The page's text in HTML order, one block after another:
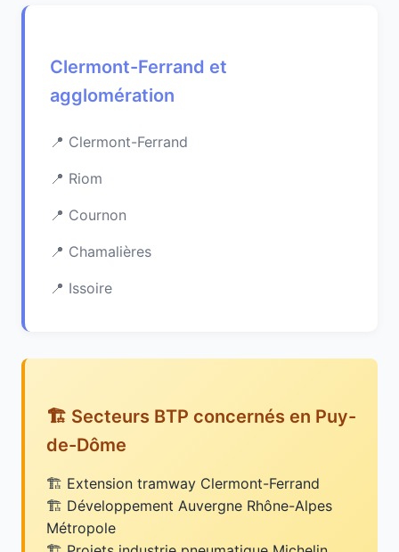
Clermont-Ferrand et
agglomération
Clermont-Ferrand
Riom
Cournon
Chamalières
Issoire
🏗️ Secteurs BTP concernés en Puy-
de-Dôme
Extension tramway Clermont-Ferrand
Développement Auvergne Rhône-Alpes
Métropole